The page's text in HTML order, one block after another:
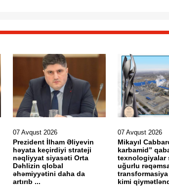
07 Avqust 2026
Prezident İlham Əliyevin
həyata keçirdiyi strateji
nəqliyyat siyasəti Orta
Dəhlizin qlobal
əhəmiyyətini daha da
artırıb ...
07 Avqust 2026
Mikayıl
karbamid”
texnologiyalar
uğurlu
kimi